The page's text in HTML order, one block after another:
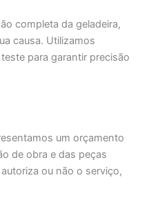
completa da geladeira,
causa. Utilizamos
para garantir precisão
um orçamento
de obra e das peças
ou não o serviço,